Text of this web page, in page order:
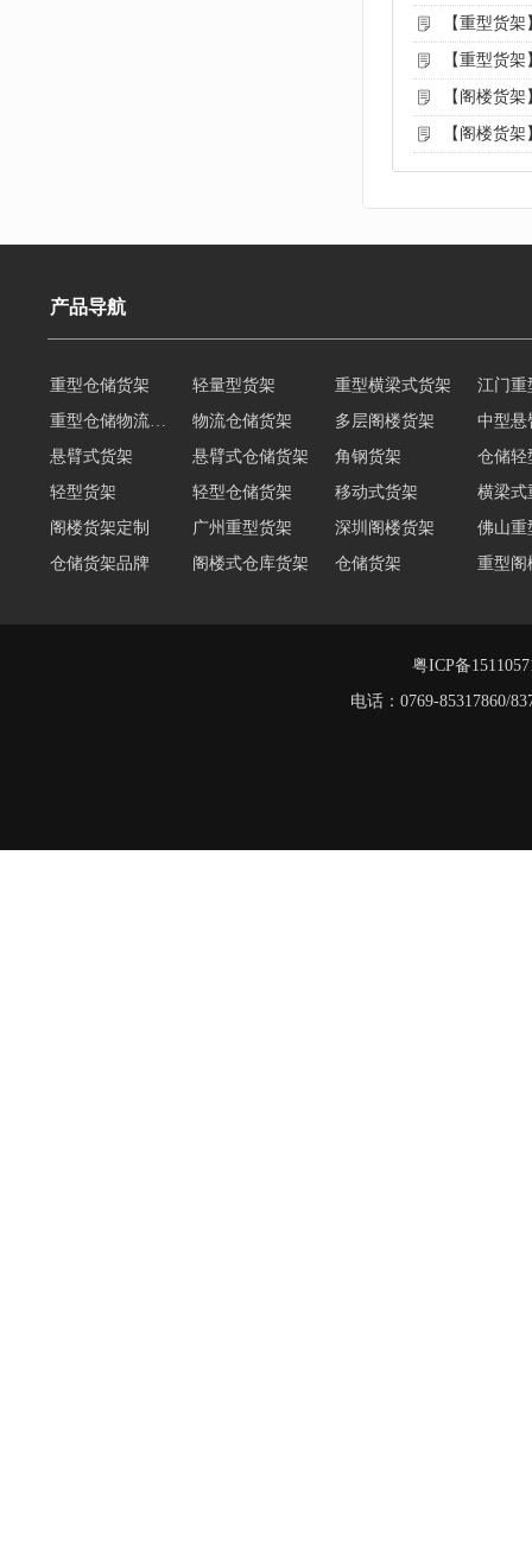
【重型货
【重型货
【阁楼货
【阁楼货
产品导航
重型仓储货架 轻量型货架 重型横梁式货架
江门重
物流仓储货架 多层阁楼货架
中型悬
悬臂式货架
悬臂式仓储货架 角钢货架
仓储轻
轻型货架
轻型仓储货架 移动式货架
横梁式
阁楼货架定制
广州重型货架 深圳阁楼货架
佛山重
仓储货架品牌
阁楼式仓库货架 仓储货架
重型阁
工字钢阁楼货架
窄巷式托盘货架
粤ICP备
电话：0769-85317860/